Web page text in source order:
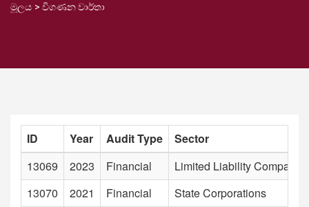
මූලය > විගණන වාර්තා
ID Year Audit Type
Sector
13069
2023 Financial
Limited Liability
13070
2021 Financial
State Corporations